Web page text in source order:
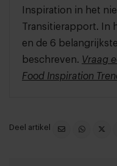
Inspiration in het
Transitierapport.
en de 6
beschreven. Vraag
Food Inspiration
Deel artikel